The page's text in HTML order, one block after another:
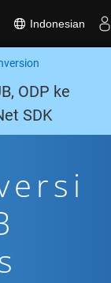
Indonesian
ODP ke
SDK